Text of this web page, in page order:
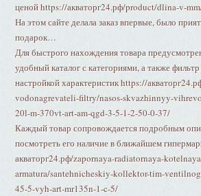
ценой https://акваторг24.рф/product/dlina-v-
На этом сайте делала заказ впервые, было
подарок…
Для быстрого нахождения товара
удобный каталог с категориями, а также
настройкой характеристик https://
vodonagrevateli-filtry/nasos-skvazhinnyy-
20l-m-370vt-art-am-qgd-3-5-1-2-50-0-37/
Каждый товар сопровождается подробным
посмотреть его наличие в ближайшем
акваторг24.рф/zapornaya-radiatornaya-
armatura/santehnicheskiy-kollektor-tim-
45-5-vyh-art-mr135n-1-c-5/